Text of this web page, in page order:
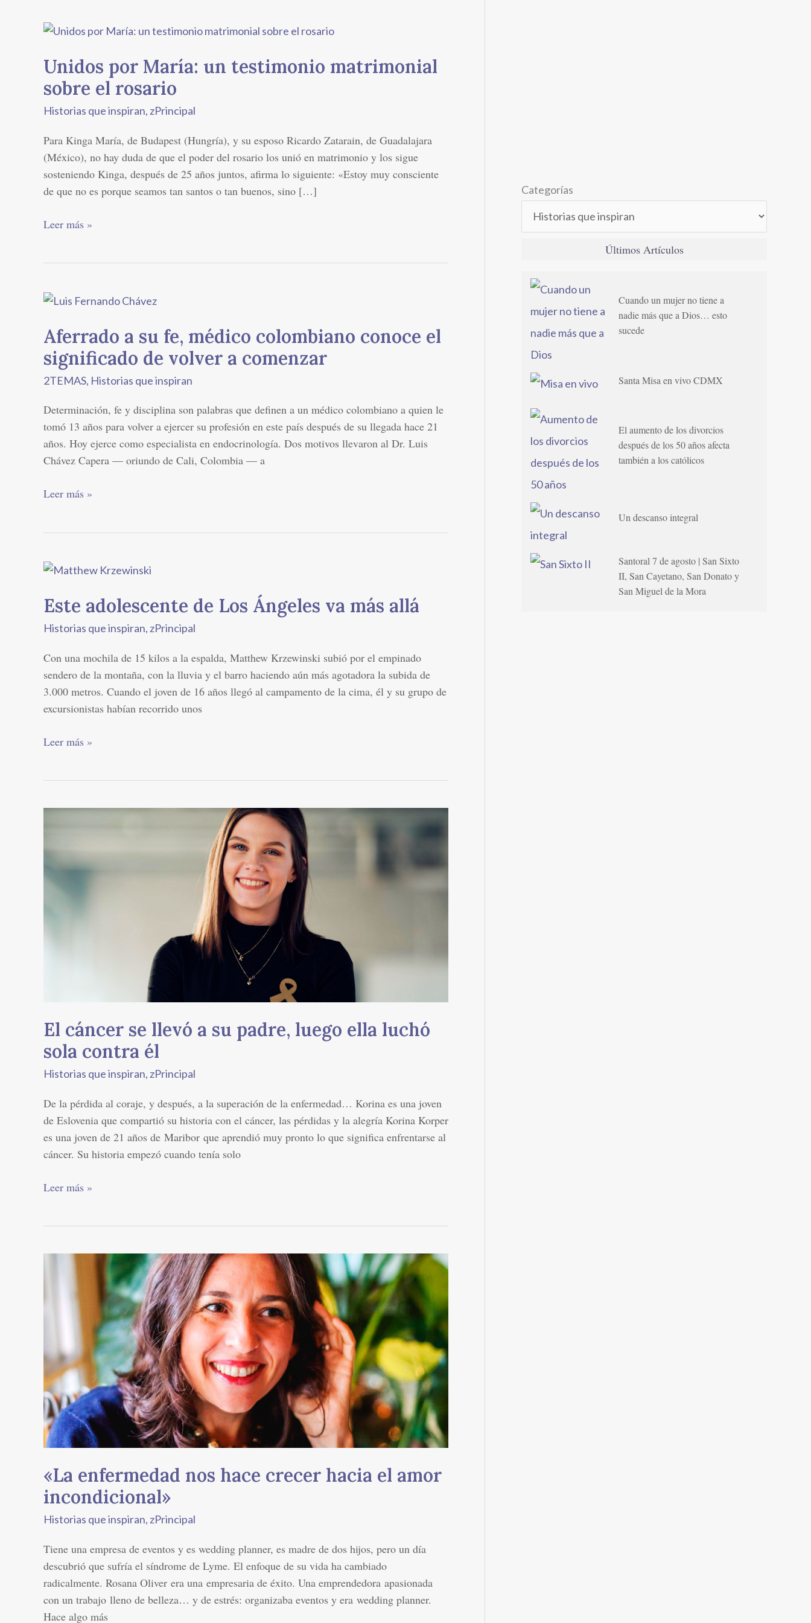
Unidos por María: un testimonio matrimonial
sobre el rosario
Historias que inspiran,zPrincipal
Para Kinga María, de Budapest (Hungría), y su esposo Ricardo Zatarain, de Guadalajara
(México), no hay duda de que el poder del rosario los unió en matrimonio y los sigue
sosteniendo Kinga, después de 25 años juntos, afirma lo siguiente: «Estoy muy consciente
de que no es porque seamos tan santos o tan buenos, sino […]
Unidos
María:
testimonio
matrimonial
el
rosario
Leer más »
Aferrado a su fe, médico colombiano conoce el
significado de volver a comenzar
2TEMAS, Historias que inspiran
Determinación, fe y disciplina son palabras que definen a un médico colombiano a quien le
tomó 13 años para volver a ejercer su profesión en este país después de su llegada hace 21
años. Hoy ejerce como especialista en endocrinología. Dos motivos llevaron al Dr. Luis
Chávez Capera — oriundo de Cali, Colombia — a
Aferrado
su
médico
colombiano
el
significado
de
volver
comenzar
Leer más »
Este adolescente de Los Ángeles va más allá
Historias que inspiran, zPrincipal
Con una mochila de 15 kilos a la espalda, Matthew Krzewinski subió por el empinado
sendero de la montaña, con la lluvia y el barro haciendo aún más agotadora la subida de
3.000 metros. Cuando el joven de 16 años llegó al campamento de la cima, él y su grupo de
excursionistas habían recorrido unos
Este
de
Ángeles
va
allá
Leer más »
El cáncer se llevó a su padre, luego ella luchó
sola contra él
Historias que inspiran, zPrincipal
De la pérdida al coraje, y después, a la superación de la enfermedad… Korina es una joven
de Eslovenia que compartió su historia con el cáncer, las pérdidas y la alegría Korina Korper
es una joven de 21 años de Maribor que aprendió muy pronto lo que significa enfrentarse al
cáncer. Su historia empezó cuando tenía solo
se
llevó
a
Leer más »
«La enfermedad nos hace crecer hacia el amor
incondicional»
Historias que inspiran,zPrincipal
Tiene una empresa de eventos y es wedding planner, es madre de dos hijos, pero un día
descubrió que sufría el síndrome de Lyme. El enfoque de su vida ha cambiado
radicalmente. Rosana Oliver era una empresaria de éxito. Una emprendedora apasionada
con un trabajo lleno de belleza… y de estrés: organizaba eventos y era wedding planner.
Hace algo más
enfermedad
el
amor
incondicional»
Categorías
Últimos Artículos
Cuando un mujer no tiene a
nadie más que a Dios… esto
sucede
Santa Misa en vivo CDMX
El aumento de los divorcios
después de los 50 años afecta
también a los católicos
Un descanso integral
Santoral 7 de agosto | San Sixto
II, San Cayetano, San Donato y
San Miguel de la Mora